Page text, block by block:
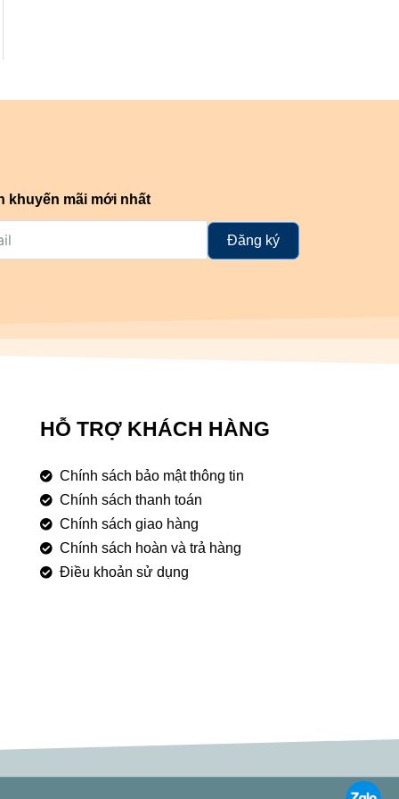
khuyến mãi mới nhất
Đăng ký
HỖ TRỢ KHÁCH HÀNG
Chính sách bảo mật thông tin
Chính sách thanh toán
Chính sách giao hàng
Chính sách hoàn và trả hàng
Điều khoản sử dụng